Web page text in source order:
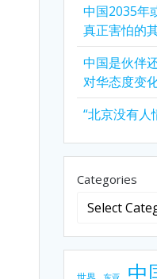
中国2035年
真正害怕的
中国是伙伴
对华态度变
“北京没有人
Categories
中